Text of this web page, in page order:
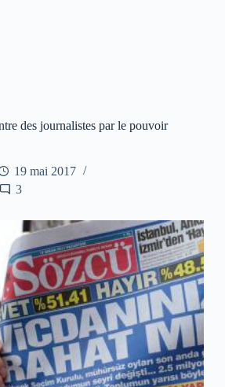
des journalistes par le pouvoir
19 mai 2017
3